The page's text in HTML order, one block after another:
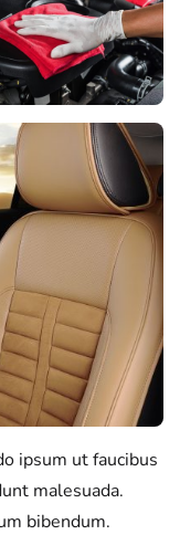
ipsum ut faucibus
malesuada.
bibendum.